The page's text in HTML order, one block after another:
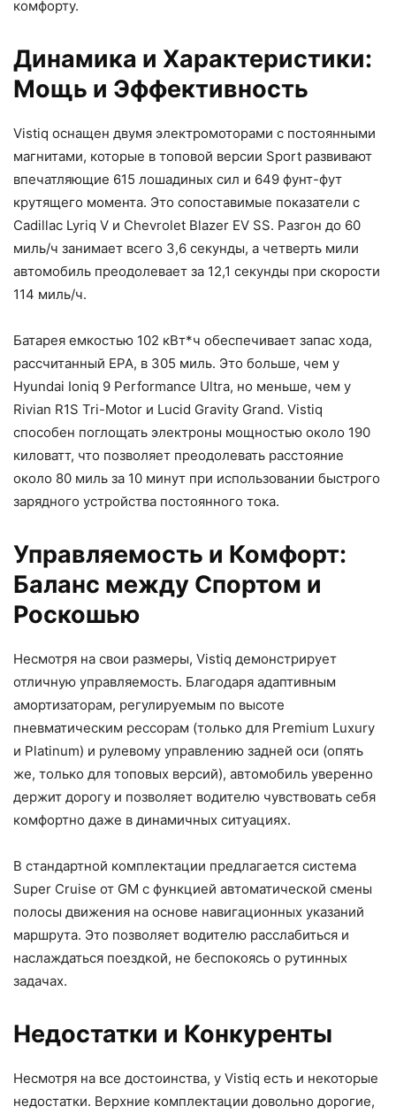
комфорту.
Динамика и Характеристики:
Мощь и Эффективность
Vistiq оснащен двумя электромоторами с постоянными
магнитами, которые в топовой версии Sport развивают
впечатляющие 615 лошадиных сил и 649 фунт-фут
крутящего момента. Это сопоставимые показатели с
Cadillac Lyriq V и Chevrolet Blazer EV SS. Разгон до 60
миль/ч занимает всего 3,6 секунды, а четверть мили
автомобиль преодолевает за 12,1 секунды при скорости
114 миль/ч.
Батарея емкостью 102 кВт*ч обеспечивает запас хода,
рассчитанный EPA, в 305 миль. Это больше, чем у
Hyundai Ioniq 9 Performance Ultra, но меньше, чем у
Rivian R1S Tri-Motor и Lucid Gravity Grand. Vistiq
способен поглощать электроны мощностью около 190
киловатт, что позволяет преодолевать расстояние
около 80 миль за 10 минут при использовании быстрого
зарядного устройства постоянного тока.
Управляемость и Комфорт:
Баланс между Спортом и
Роскошью
Несмотря на свои размеры, Vistiq демонстрирует
отличную управляемость. Благодаря адаптивным
амортизаторам, регулируемым по высоте
пневматическим рессорам (только для Premium Luxury
и Platinum) и рулевому управлению задней оси (опять
же, только для топовых версий), автомобиль уверенно
держит дорогу и позволяет водителю чувствовать себя
комфортно даже в динамичных ситуациях.
В стандартной комплектации предлагается система
Super Cruise от GM с функцией автоматической смены
полосы движения на основе навигационных указаний
маршрута. Это позволяет водителю расслабиться и
наслаждаться поездкой, не беспокоясь о рутинных
задачах.
Недостатки и Конкуренты
Несмотря на все достоинства, у Vistiq есть и некоторые
недостатки. Верхние комплектации довольно дорогие,